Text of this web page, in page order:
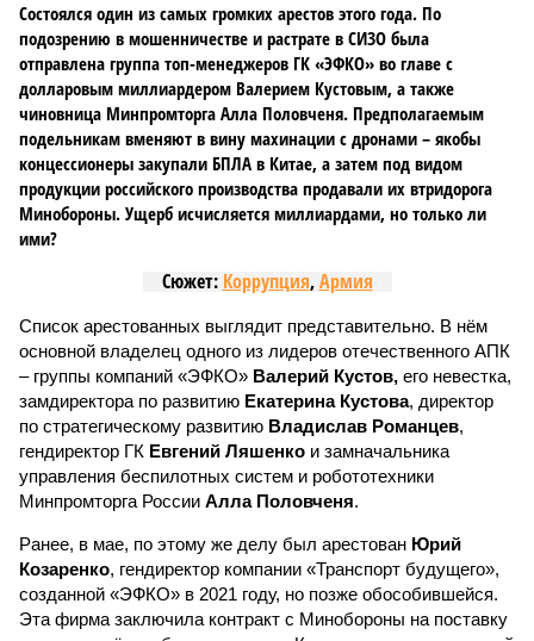
Состоялся один из самых громких арестов этого года. По
подозрению в мошенничестве и растрате в СИЗО была
отправлена группа топ-менеджеров ГК «ЭФКО» во главе с
долларовым миллиардером Валерием Кустовым, а также
чиновница Минпромторга Алла Половченя. Предполагаемым
подельникам вменяют в вину махинации с дронами – якобы
концессионеры закупали БПЛА в Китае, а затем под видом
продукции российского производства продавали их втридорога
Минобороны. Ущерб исчисляется миллиардами, но только ли
ими?
Сюжет: Коррупция,Армия
Список арестованных выглядит представительно. В нём
основной владелец одного из лидеров отечественного АПК
– группы компаний «ЭФКО» Валерий Кустов, его невестка,
замдиректора по развитию Екатерина Кустова, директор
по стратегическому развитию Владислав Романцев,
гендиректор ГК Евгений Ляшенко и замначальника
управления беспилотных систем и робототехники
Минпромторга России Алла Половченя.
Ранее, в мае, по этому же делу был арестован Юрий
Козаренко, гендиректор компании «Транспорт будущего»,
созданной «ЭФКО» в 2021 году, но позже обособившейся.
Эта фирма заключила контракт с Минобороны на поставку